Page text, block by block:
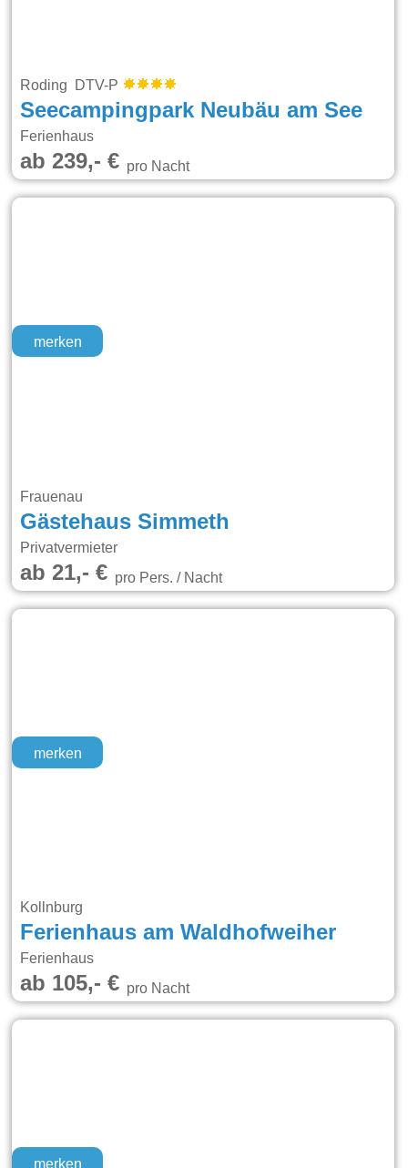
Roding DTV-P
Seecampingpark Neubäu am See
Ferienhaus
ab 239,- €pro Nacht
merken
Frauenau
Gästehaus Simmeth
Privatvermieter
ab 21,- €pro Pers. / Nacht
merken
Kollnburg
Ferienhaus am Waldhofweiher
Ferienhaus
ab 105,- €pro Nacht
merken